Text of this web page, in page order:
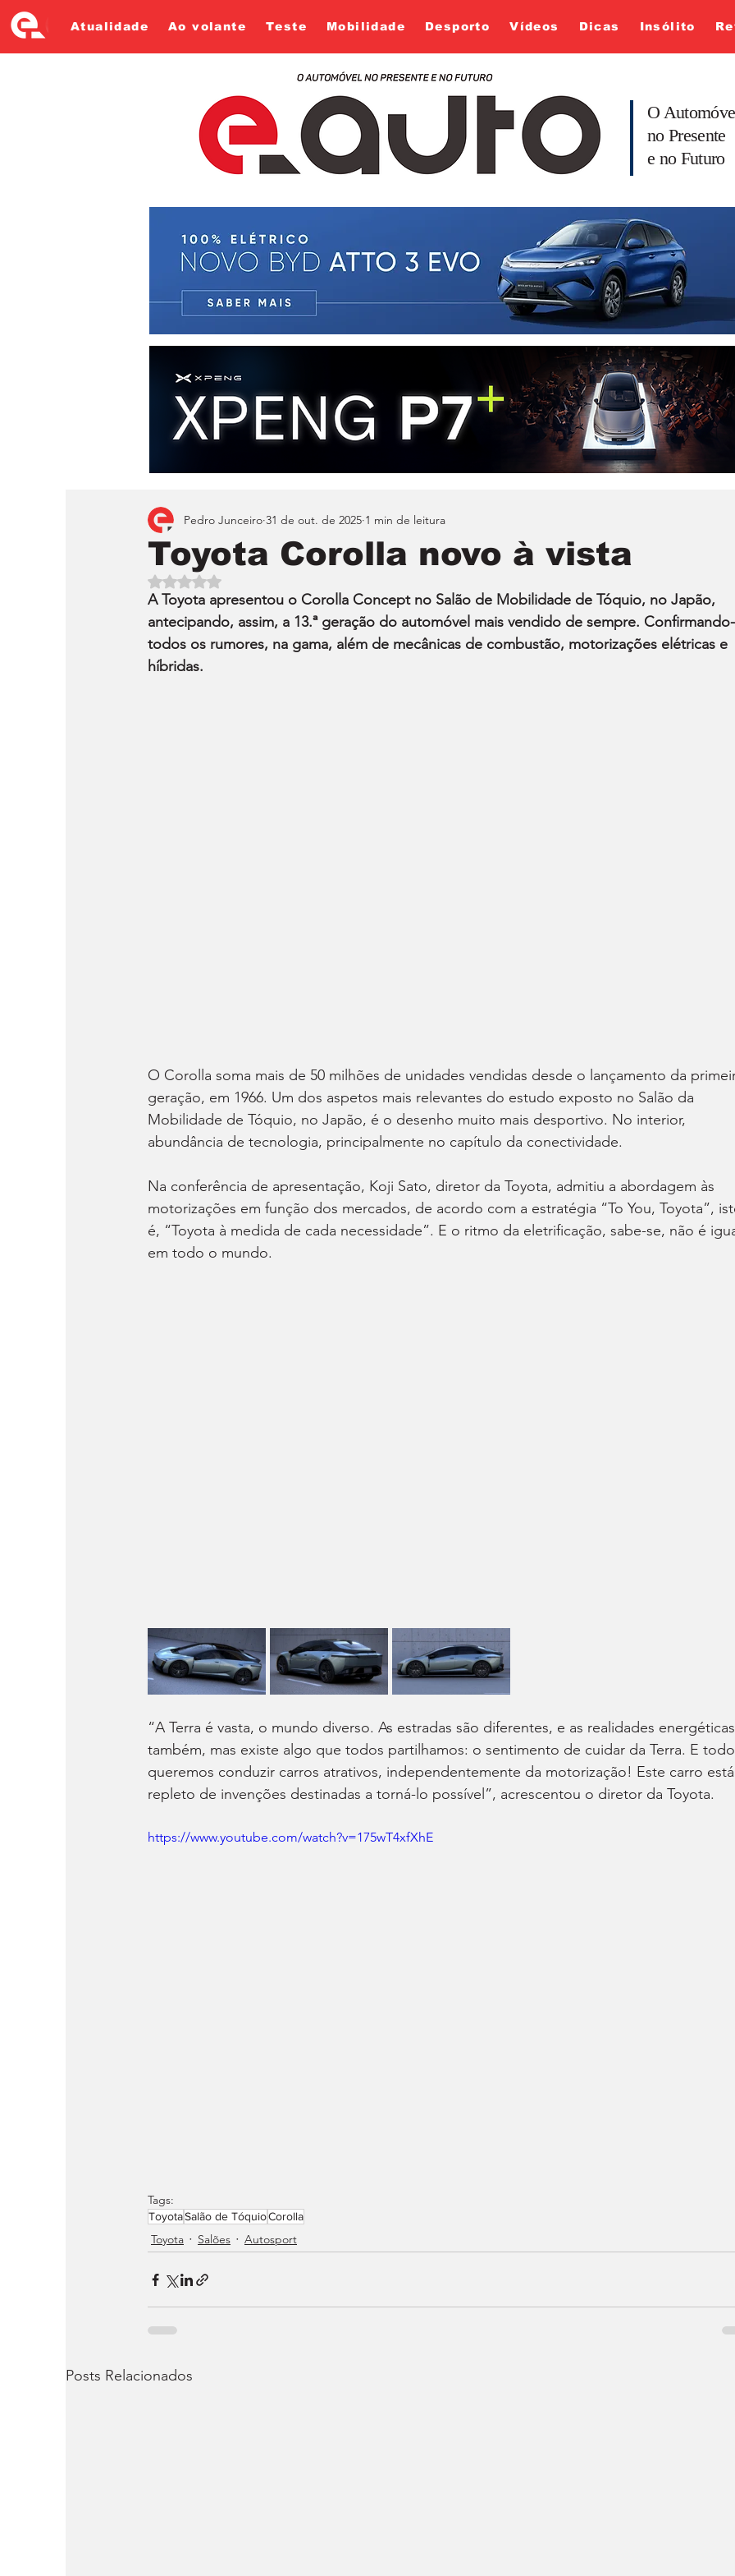
Atualidade Ao volante Teste Mobilidade Desporto Vídeos Dicas Insólito
O
no Presente
e no Futuro
Toyota Corolla novo à vista
Pedro Junceiro 31 de out. de 2025 1 min de leitura
Avaliado com NaN de 5 estrelas.
A Toyota apresentou o Corolla Concept no Salão de Mobilidade de Tóquio, no Japão,
antecipando, assim, a 13.ª geração do automóvel mais vendido de sempre.
todos os rumores, na gama, além de mecânicas de combustão, motorizações elétricas e
híbridas.
O Corolla soma mais de 50 milhões de unidades vendidas desde o lançamento da
geração, em 1966. Um dos aspetos mais relevantes do estudo exposto no Salão da
Mobilidade de Tóquio, no Japão, é o desenho muito mais desportivo. No interior,
abundância de tecnologia, principalmente no capítulo da conectividade.
Na conferência de apresentação, Koji Sato, diretor da Toyota, admitiu a abordagem às
motorizações em função dos mercados, de acordo com a estratégia “To You, Toyota”,
é, “Toyota à medida de cada necessidade”. E o ritmo da eletrificação, sabe-se, não é
em todo o mundo.
“A Terra é vasta, o mundo diverso. As estradas são diferentes, e as realidades
também, mas existe algo que todos partilhamos: o sentimento de cuidar da Terra. E
queremos conduzir carros atrativos, independentemente da motorização! Este carro
repleto de invenções destinadas a torná-lo possível”, acrescentou o diretor da Toyota.
https://www.youtube.com/watch?v=175wT4xfXhE
Tags:
ToyotaSalão de TóquioCorolla
Toyota Salões Autosport
Posts Relacionados